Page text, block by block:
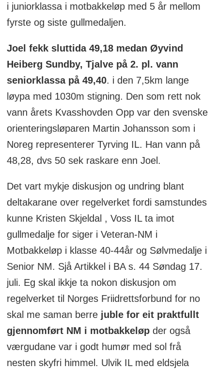
i juniorklassa i motbakkeløp med 5 år mellom
fyrste og siste gullmedaljen.
Joel fekk sluttida 49,18 medan Øyvind
Heiberg Sundby, Tjalve på 2. pl. vann
seniorklassa på 49,40. i den 7,5km lange
løypa med 1030m stigning. Den som rett nok
vann årets Kvasshovden Opp var den svenske
orienteringsløparen Martin Johansson som i
Noreg representerer Tyrving IL. Han vann på
48,28, dvs 50 sek raskare enn Joel.
Det vart mykje diskusjon og undring blant
deltakarane over regelverket fordi samstundes
kunne Kristen Skjeldal , Voss IL ta imot
gullmedalje for siger i Veteran-NM i
Motbakkeløp i klasse 40-44år og Sølvmedalje i
Senior NM. Sjå Artikkel i BA s. 44 Søndag 17.
juli. Eg skal ikkje ta nokon diskusjon om
regelverket til Norges Friidrettsforbund for no
skal me saman berre juble for eit praktfullt
gjennomført NM i motbakkeløp der også
værgudane var i godt humør med sol frå
nesten skyfri himmel. Ulvik IL med eldsjela